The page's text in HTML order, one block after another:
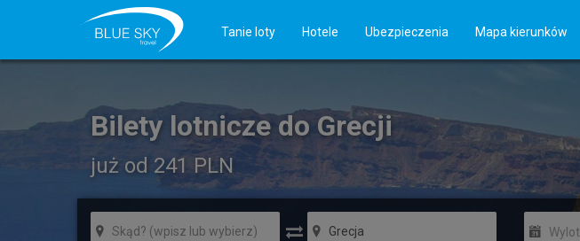
Tanie loty Hotele Ubezpieczenia Mapa kierunków
Bilety lotnicze do Grecji
już od 241 PLN
Wylot